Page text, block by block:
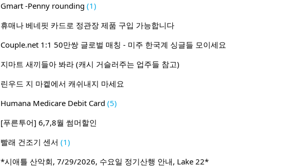
Gmart -Penny rounding (1)
휴매나 베네핏 카드로 정관장 제품 구입 가능합니다
Couple.net 1:1 50만쌍 글로벌 매칭 - 미주 한국계 싱글들 모이세요
지마트 새끼들아 봐라 (캐시 거슬러주는 업주들 참고)
린우드 지 마켙에서 캐쉬내지 마세요
Humana Medicare Debit Card (5)
[푸른투어] 6,7,8월 썸머할인
빨래 건조기 센서 (1)
*시애틀 산악회, 7/29/2026, 수요일 정기산행 안내, Lake 22*